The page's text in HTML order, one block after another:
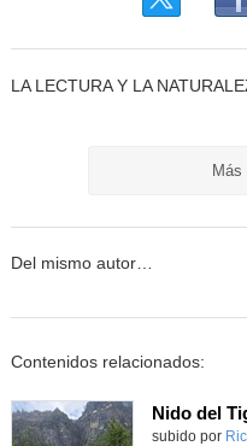
LA LECTURA Y LA
Más
Del mismo autor…
Contenidos relacionados:
Nido del
subido por